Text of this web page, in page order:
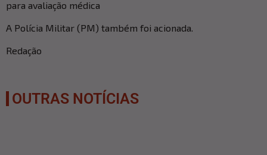
para avaliação médica
A Polícia Militar (PM) também foi acionada.
Redação
OUTRAS NOTÍCIAS